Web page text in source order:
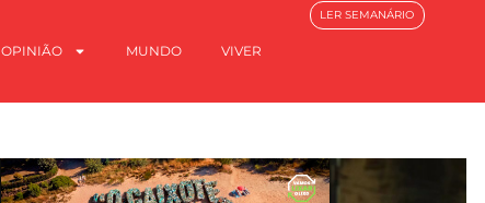
OPINIÃO MUNDO VIVER
LER SEMANÁRIO